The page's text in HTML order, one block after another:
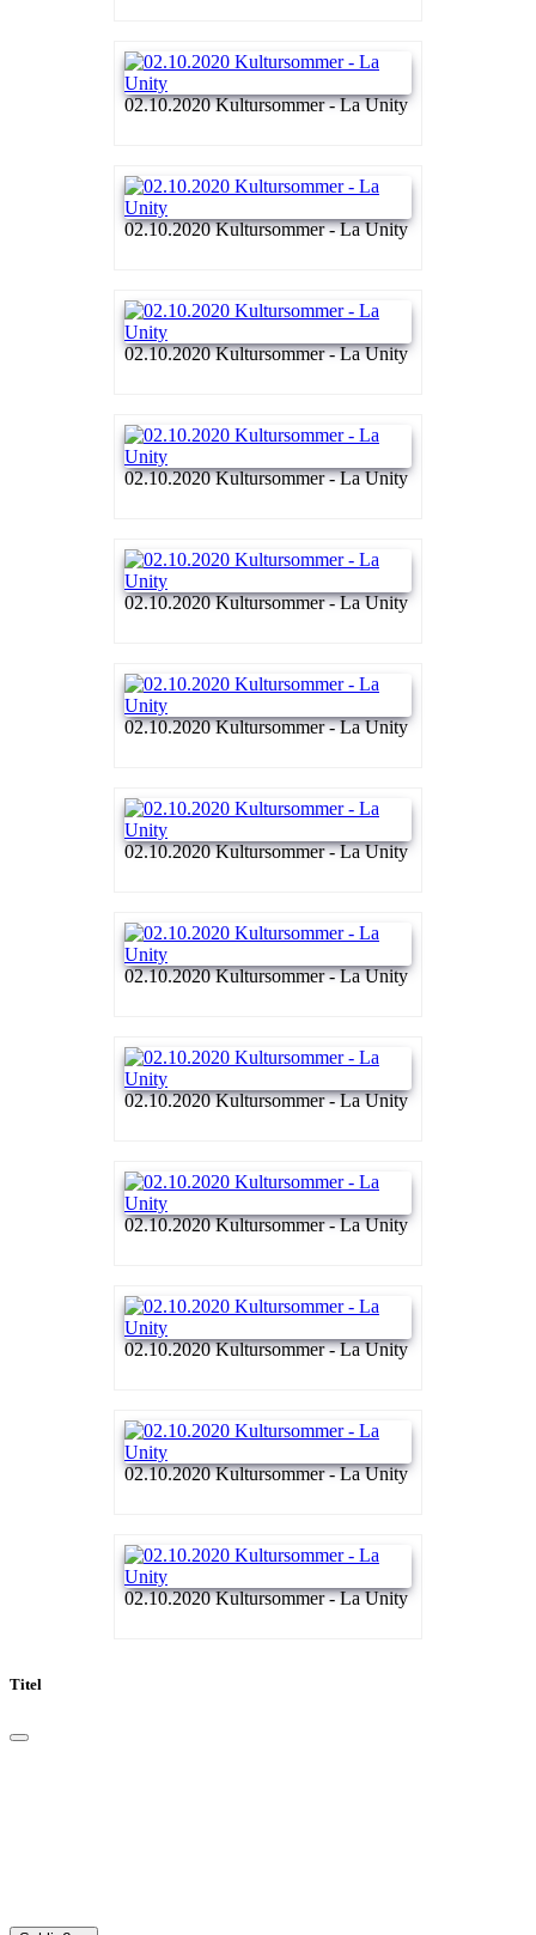
02.10.2020 Kultursommer - La Unity
02.10.2020 Kultursommer - La Unity
02.10.2020 Kultursommer - La Unity
02.10.2020 Kultursommer - La Unity
02.10.2020 Kultursommer - La Unity
02.10.2020 Kultursommer - La Unity
02.10.2020 Kultursommer - La Unity
02.10.2020 Kultursommer - La Unity
02.10.2020 Kultursommer - La Unity
02.10.2020 Kultursommer - La Unity
02.10.2020 Kultursommer - La Unity
02.10.2020 Kultursommer - La Unity
02.10.2020 Kultursommer - La Unity
Titel